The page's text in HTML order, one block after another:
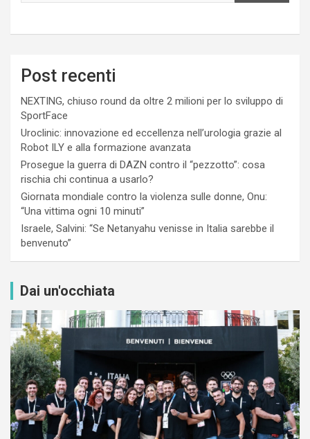
Post recenti
NEXTING, chiuso round da oltre 2 milioni per lo sviluppo di
SportFace
Uroclinic: innovazione ed eccellenza nell’urologia grazie al
Robot ILY e alla formazione avanzata
Prosegue la guerra di DAZN contro il “pezzotto”: cosa
rischia chi continua a usarlo?
Giornata mondiale contro la violenza sulle donne, Onu:
“Una vittima ogni 10 minuti”
Israele, Salvini: “Se Netanyahu venisse in Italia sarebbe il
benvenuto”
Dai un'occhiata